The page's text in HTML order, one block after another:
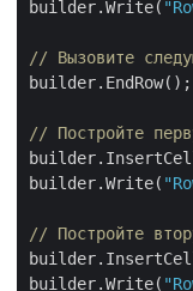
builder.Write(
// Вызовите
builder.EndRow();
// Постройте
builder.Write(
// Постройте
builder.Write(